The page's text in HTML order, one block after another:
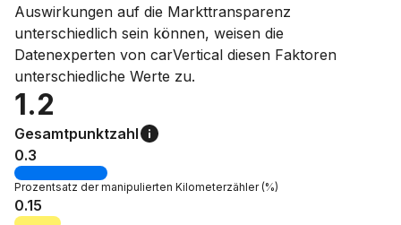
Auswirkungen auf die Markttransparenz
unterschiedlich sein können, weisen die
Datenexperten von carVertical diesen Faktoren
unterschiedliche Werte zu.
1.2
Gesamtpunktzahl
0.3
Prozentsatz dermanipulierten Kilometerzähler(%)
0.15